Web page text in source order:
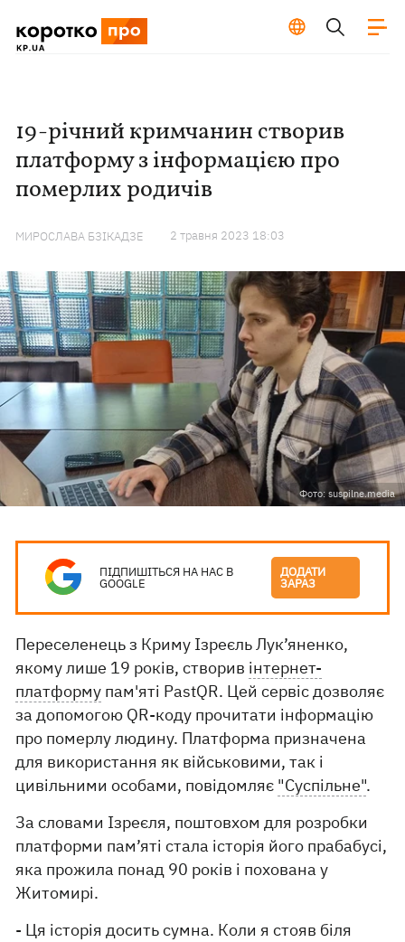
19-річний кримчанин створив
платформу з інформацією про
померлих родичів
МИРОСЛАВА БЗІКАДЗЕ 2 травня 2023 18:03
Фото: suspilne.media
ПІДПИШІТЬСЯ НА НАС В
GOOGLE
ДОДАТИ
ЗАРАЗ
Переселенець з Криму Ізреєль Лук’яненко,
якому лише 19 років, створив інтернет-
платформу пам'яті PastQR. Цей сервіс дозволяє
за допомогою QR-коду прочитати інформацію
про померлу людину. Платформа призначена
для використання як військовими, так і
цивільними особами, повідомляє "Суспільне".
За словами Ізреєля, поштовхом для розробки
платформи пам’яті стала історія його прабабусі,
яка прожила понад 90 років і похована у
Житомирі.
- Ця історія досить сумна. Коли я стояв біля